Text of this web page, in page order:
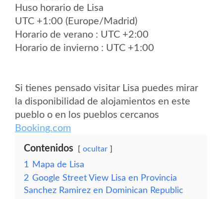
Huso horario de Lisa
UTC +1:00 (Europe/Madrid)
Horario de verano : UTC +2:00
Horario de invierno : UTC +1:00
Si tienes pensado visitar Lisa puedes mirar
la disponibilidad de alojamientos en este
pueblo o en los pueblos cercanos
Booking.com
Contenidos ocultar
1
Mapa de Lisa
2 Google Street View Lisa en Provincia
Sanchez Ramirez en Dominican Republic